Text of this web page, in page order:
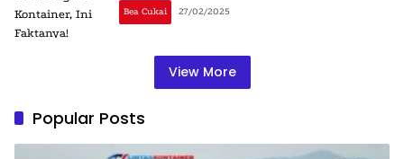
Bea Cukai 27/02/2025
View More
Popular Posts